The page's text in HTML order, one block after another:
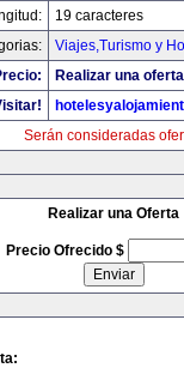
19 caracteres
Viajes,Turismo y
Realizar una
Serán consideradas
Realizar una Oferta
Precio Ofrecido $